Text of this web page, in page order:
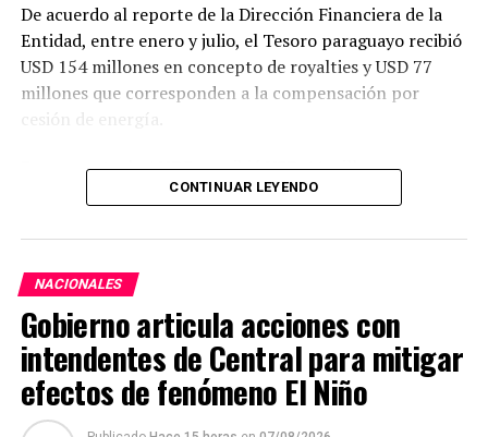
De acuerdo al reporte de la Dirección Financiera de la
Entidad, entre enero y julio, el Tesoro paraguayo recibió
USD 154 millones en concepto de royalties y USD 77
millones que corresponden a la compensación por
cesión de energía.
Por su parte, la ANDE percibió USD 44 millones por
resarcimiento de las cargas de administración y
En julio, Itaipu realizó transferencias por USD 36
millones al Paraguay, de los cuales, USD 22 millones
correspondieron a royalties, USD 12 millones a
compensación por cesión de energía y USD 1,7 millones
destinados a la ANDE en concepto de resarcimiento.
Con este último desembolso, las transferencias
CONTINUAR LEYENDO
NACIONALES
Gobierno articula acciones con
intendentes de Central para mitigar
efectos de fenómeno El Niño